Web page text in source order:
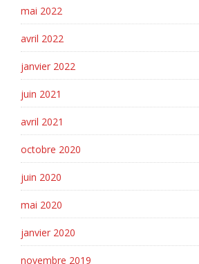
mai 2022
avril 2022
janvier 2022
juin 2021
avril 2021
octobre 2020
juin 2020
mai 2020
janvier 2020
novembre 2019